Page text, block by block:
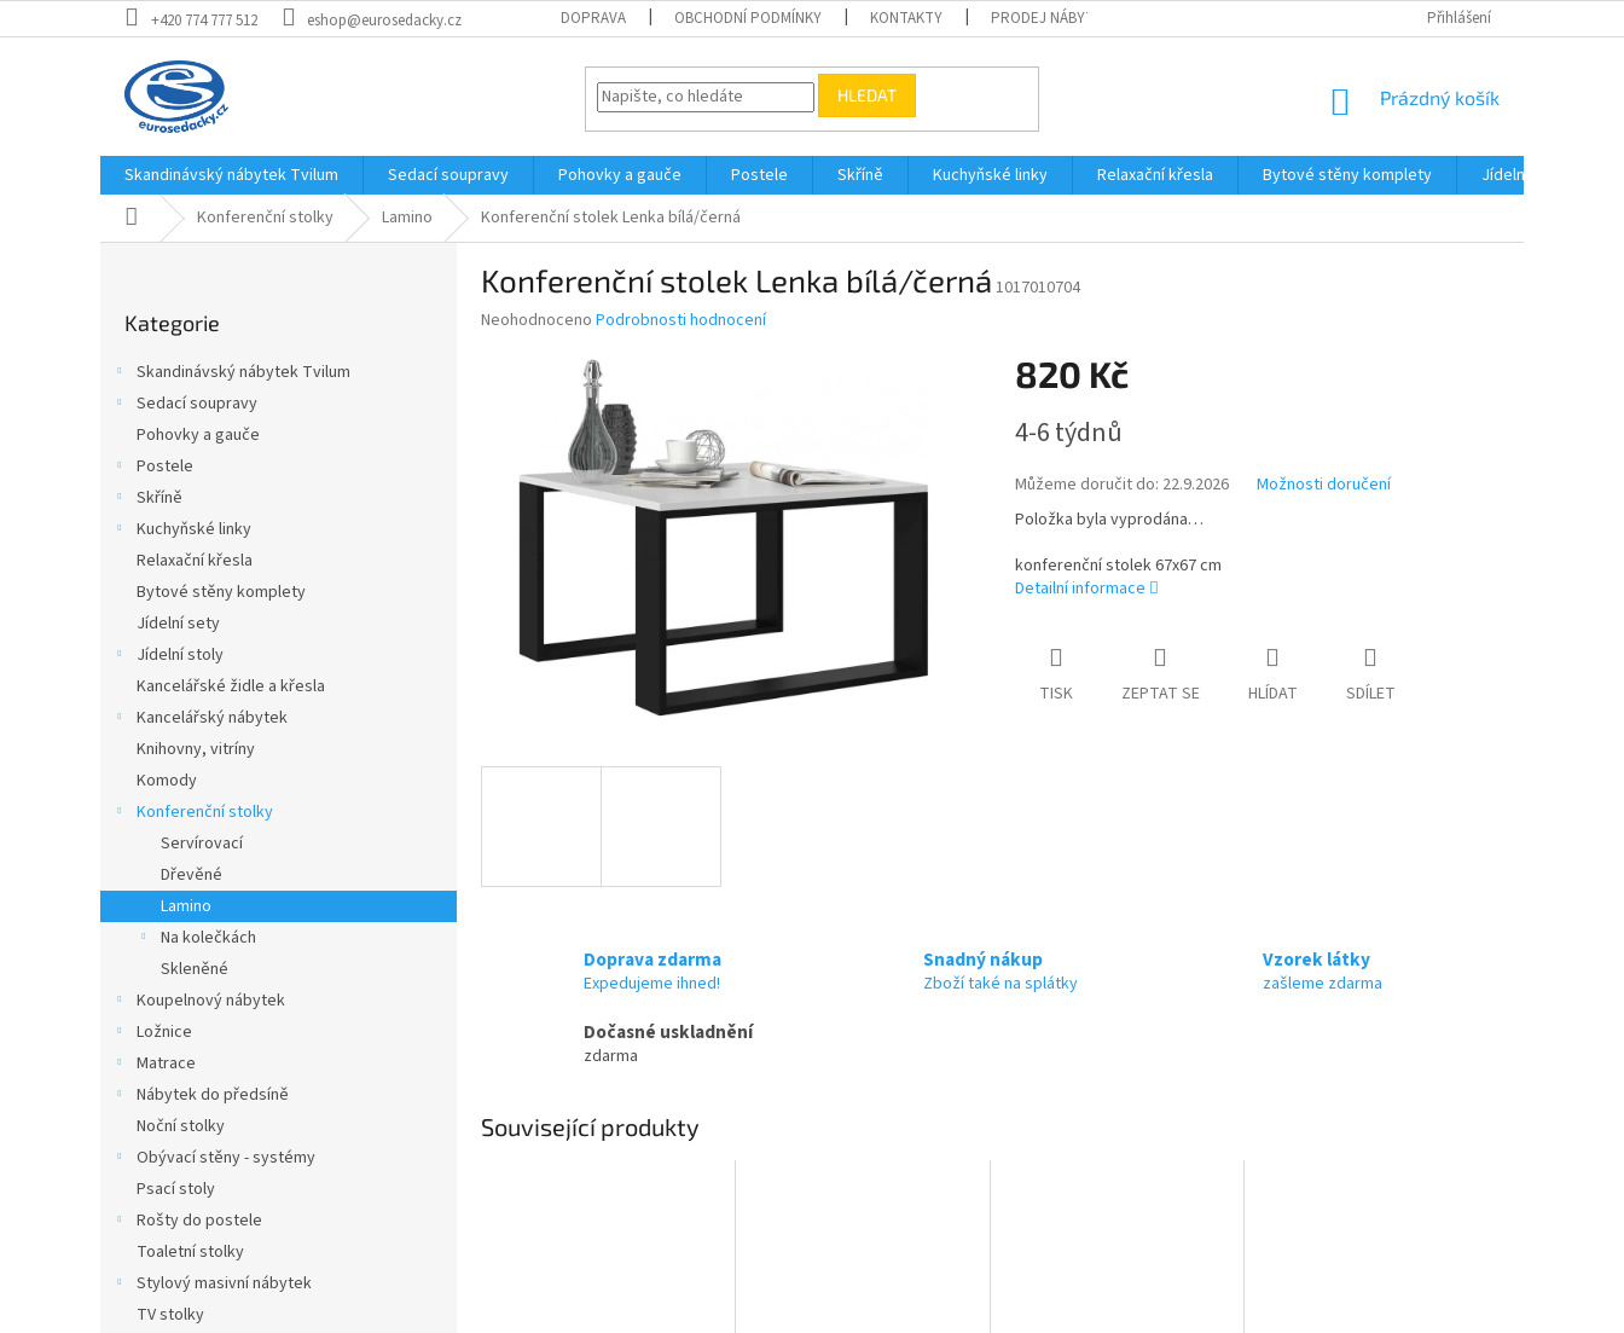
na
+420 774 777 512 eshop@eurosedacky.cz DOPRAVA OBCHODNÍ PODMÍNKY KONTAKTY PRODEJ NÁBYTKU NA SPLÁTKY PODMÍNKY OCHRANY
Přihlášení
HLEDAT
NÁKUPNÍ
Prázdný košík
Skandinávský nábytek Tvilum Sedací soupravy Pohovky a gauče Postele Skříně Kuchyňské linky Relaxační křesla Bytové stěny komplety Jídelní sety
Domů Konferenční stolky Lamino Konferenční stolek Lenka bílá/černá
kategorie
Kategorie
Skandinávský nábytek Tvilum
Sedací soupravy
Pohovky a gauče
Postele
Skříně
Kuchyňské linky
Relaxační křesla
Bytové stěny komplety
Jídelní sety
Jídelní stoly
Kancelářské židle a křesla
Kancelářský nábytek
Knihovny, vitríny
Komody
Konferenční stolky
Servírovací
Dřevěné
Lamino
Na kolečkách
Skleněné
Koupelnový nábytek
Ložnice
Matrace
Nábytek do předsíně
Noční stolky
Obývací stěny - systémy
Psací stoly
Rošty do postele
Toaletní stolky
Stylový masivní nábytek
TV stolky
Konferenční stolek Lenka bílá/černá 1017010704
Průměrné
hvězdiček.
Neohodnoceno Podrobnosti hodnocení
820 Kč
cena:
4-6 týdnů
Můžeme doručit do: 22.9.2026
Možnosti doručení
Položka byla vyprodána…
konferenční stolek 67x67 cm
Detailní informace
TISK ZEPTAT SE HLÍDAT SDÍLET
Doprava zdarma
Expedujeme ihned!
Snadný nákup
Zboží také na splátky
Vzorek látky
zašleme zdarma
Dočasné uskladnění
zdarma
Související produkty